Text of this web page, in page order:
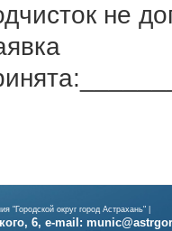
не
"Городской округ город Астрахань" |
6, e-mail: